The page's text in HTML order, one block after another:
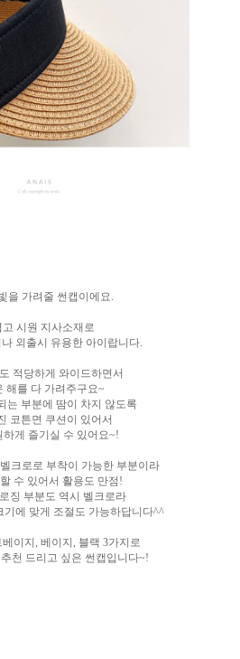
을 가려줄 썬캡이에요.
고 시원 지사소재로
외출시 유용한 아이랍니다.
적당하게 와이드하면서
해를 다 가려주구요~
는 부분에 땀이 차지 않도록
코튼면 쿠션이 있어서
하게 즐기실 수 있어요~!
크로로 부착이 가능한 부분이라
수 있어서 활용도 만점!
징 부분도 역시 벨크로라
기에 맞게 조절도 가능하답니다^^
이지, 베이지, 블랙 3가지로
천 드리고 싶은 썬캡입니다~!